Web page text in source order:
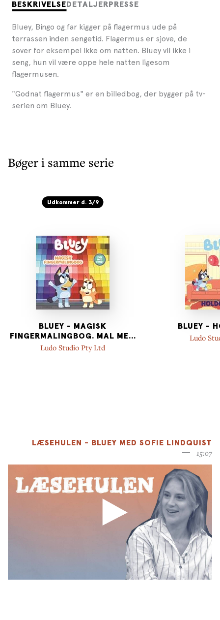
BESKRIVELSE DETALJER PRESSE
Bluey, Bingo og far kigger på flagermus ude på
terrassen inden sengetid. Flagermus er sjove, de
sover for eksempel ikke om natten. Bluey vil ikke i
seng, hun vil være oppe hele natten ligesom
flagermusen.
"Godnat flagermus" er en billedbog, der bygger på tv-
serien om Bluey.
Bøger i samme serie
Udkommer d. 3/9
BLUEY - MAGISK
FINGERMALINGBOG. MAL ME...
Ludo Studio Pty Ltd
BLUEY -
Ludo
LÆSEHULEN - BLUEY MED SOFIE LINDQUIST
15:07